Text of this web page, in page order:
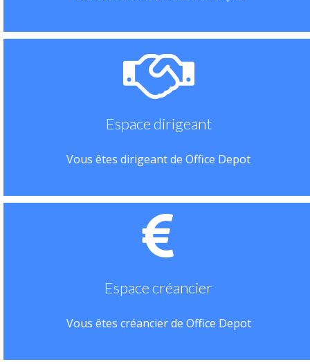
Espace dirigeant
Vous êtes dirigeant de Office Depot
Espace créancier
Vous êtes créancier de Office Depot